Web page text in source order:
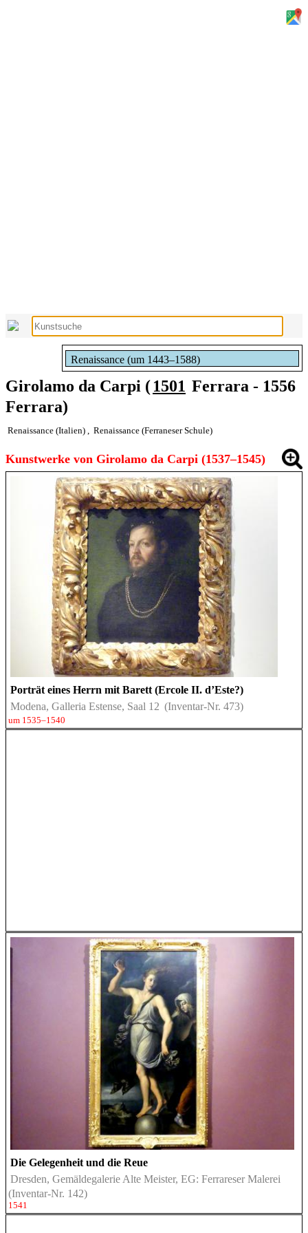
Renaissance (um 1443–1588)
Girolamo da Carpi (1501 Ferrara - 1556
Ferrara)
Renaissance (Italien) , Renaissance (Ferraneser Schule)
Kunstwerke von Girolamo da Carpi (1537–1545)
Porträt eines Herrn mit Barett (Ercole II. d’Este?)
Modena, Galleria Estense, Saal 12 (Inventar-Nr. 473)
um 1535–1540
Die Gelegenheit und die Reue
Dresden, Gemäldegalerie Alte Meister, EG: Ferrareser Malerei
(Inventar-Nr. 142)
1541